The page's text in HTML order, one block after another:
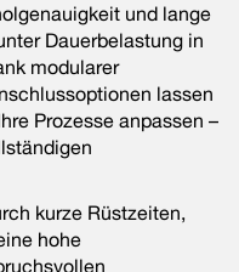
und lange
Dauerbelastung in
modularer
lassen
Prozesse anpassen –
kurze Rüstzeiten,
hohe